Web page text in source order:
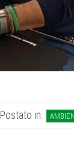
Postato in: